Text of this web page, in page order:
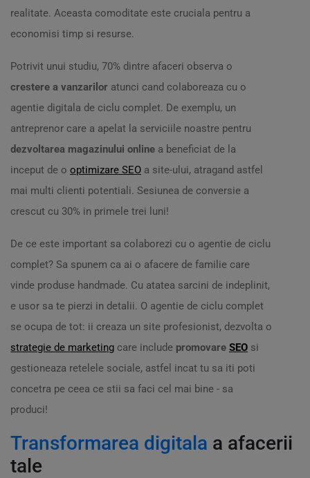
realitate. Aceasta comoditate este cruciala pentru a
economisi timp si resurse.
Potrivit unui studiu, 70% dintre afaceri observa o
crestere a vanzarilor atunci cand colaboreaza cu o
agentie digitala de ciclu complet. De exemplu, un
antreprenor care a apelat la serviciile noastre pentru
dezvoltarea magazinului online a beneficiat de la
inceput de o optimizare SEO a site-ului, atragand astfel
mai multi clienti potentiali. Sesiunea de conversie a
crescut cu 30% in primele trei luni!
De ce este important sa colaborezi cu o agentie de ciclu
complet? Sa spunem ca ai o afacere de familie care
vinde produse handmade. Cu atatea sarcini de indeplinit,
e usor sa te pierzi in detalii. O agentie de ciclu complet
se ocupa de tot: ii creaza un site profesionist, dezvolta o
strategie de marketing care include promovare SEO si
gestioneaza retelele sociale, astfel incat tu sa iti poti
concetra pe ceea ce stii sa faci cel mai bine - sa
produci!
Transformarea digitala a afacerii
tale